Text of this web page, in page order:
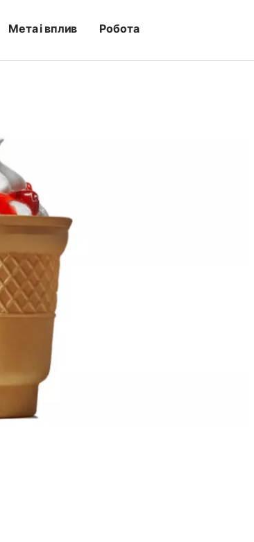
Мета і вплив Робота